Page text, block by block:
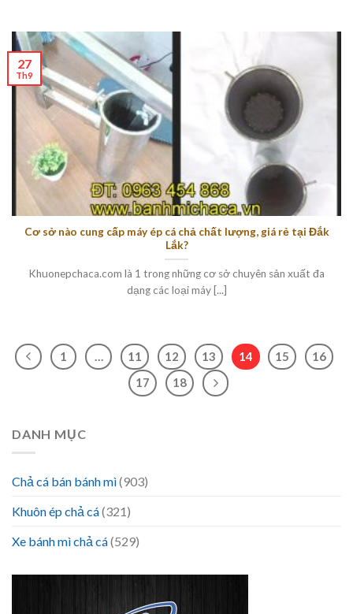
Cơ sở nào cung cấp máy ép cá chả chất lượng, giá rẻ tại Đắk
Lắk?
Khuonepchaca.com là 1 trong những cơ sở chuyên sản xuất đa
dạng các loại máy [...]
27
Th9
1 11 12 13 14 15
16
17
18
DANH MỤC
Chả cá bán bánh mì(903)
Khuôn ép chả cá(321)
Xe bánh mì chả cá(529)